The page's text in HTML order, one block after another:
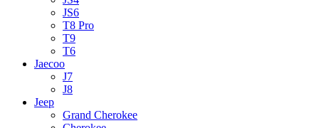
JS6
T8 Pro
T9
T6
Jaecoo
J7
J8
Jeep
Grand Cherokee